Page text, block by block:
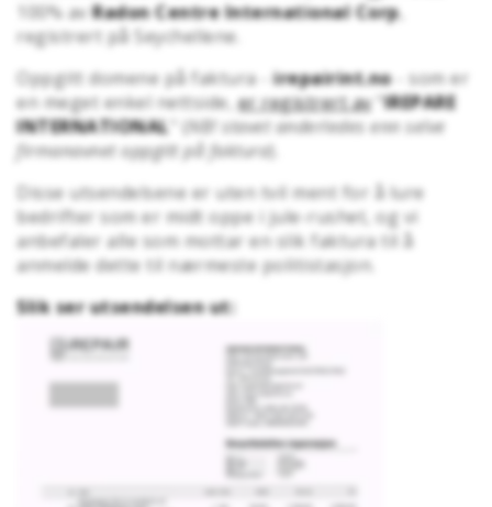
100% avRadon Centre International Corp,
registrert på Seychellene.
Oppgitt domene på faktura -irepairint.no- som er
en meget enkel nettside,er registrert av"IREPARE
INTERNATIONAL " (NB! stavet anderledes enn selve
firmanavnet oppgitt på faktura).
Disse utsendelsene er uten tvil ment for å lure
bedrifter som er midt oppe i jule-rushet, og vi
anbefaler alle som mottar en slik faktura til å
anmelde dette til nærmeste politistasjon.
Slik ser utsendelsen ut: